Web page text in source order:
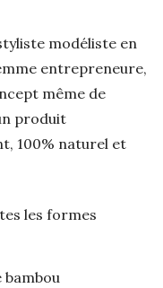
modéliste en
entrepreneure,
même de
produit
100% naturel et
les formes
bambou